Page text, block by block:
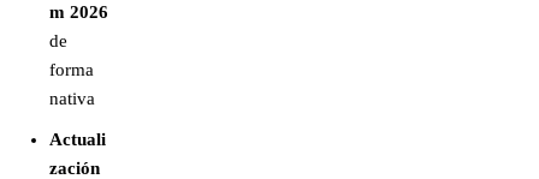
m 2026
de
forma
nativa
Actuali
zación